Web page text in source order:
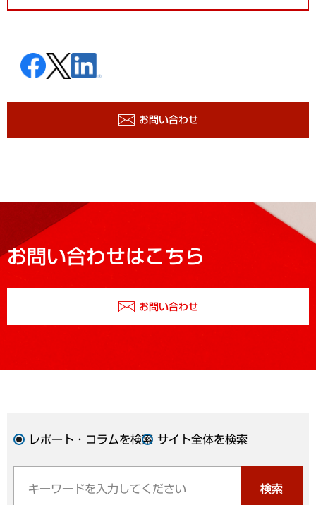
お問い合わせ
お問い合わせはこちら
お問い合わせ
レポート・コラムを検索 サイト全体を検索
検索